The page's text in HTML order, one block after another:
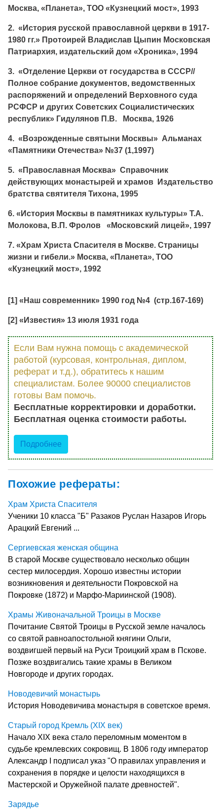
Москва, «Планета», ТОО «Кузнецкий мост», 1993
2. «История русской православной церкви в 1917-
1980 гг.» Протоирей Владислав Цыпин Московская
Патриархия, издательский дом «Хроника», 1994
3. «Отделение Церкви от государства в СССР//
Полное собрание документов, ведомственных
распоряжений и определений Верховного суда
РСФСР и других Советских Социалистических
республик» Гидулянов П.В. Москва, 1926
4. «Возрожденные святыни Москвы» Альманах
«Памятники Отечества» №37 (1,1997)
5. «Православная Москва» Справочник
действующих монастырей и храмов Издательство
братства святителя Тихона, 1995
6. «История Москвы в памятниках культуры» Т.А.
Молокова, В.П. Фролов «Московский лицей», 1997
7. «Храм Христа Спасителя в Москве. Страницы
жизни и гибели.» Москва, «Планета», ТОО
«Кузнецкий мост», 1992
[1] «Наш современник» 1990 год №4 (стр.167-169)
[2] «Известия» 13 июля 1931 года
Если Вам нужна помощь с академической
работой (курсовая, контрольная, диплом,
реферат и т.д.), обратитесь к нашим
специалистам. Более 90000 специалистов
готовы Вам помочь.
Бесплатные корректировки и доработки.
Бесплатная оценка стоимости работы.
Подробнее
Похожие рефераты:
Храм Христа Спасителя
Ученики 10 класса "Б" Разаков Руслан Назаров Игорь
Арацкий Евгений ...
Сергиевская женская община
В старой Москве существовало несколько общин
сестер милосердия. Хорошо известны истории
возникновения и деятельности Покровской на
Покровке (1872) и Марфо-Мариинской (1908).
Храмы Живоначальной Троицы в Москве
Почитание Святой Троицы в Русской земле началось
со святой равноапостольной княгини Ольги,
воздвигшей первый на Руси Троицкий храм в Пскове.
Позже воздвигались такие храмы в Великом
Новгороде и других городах.
Новодевичий монастырь
История Новодевичива монастыря в советское время.
Старый город Кремль (XIX век)
Начало XIX века стало переломным моментом в
судьбе кремлевских сокровищ. В 1806 году император
Александр I подписал указ "О правилах управления и
сохранения в порядке и целости находящихся в
Мастерской и Оружейной палате древностей".
Зарядье